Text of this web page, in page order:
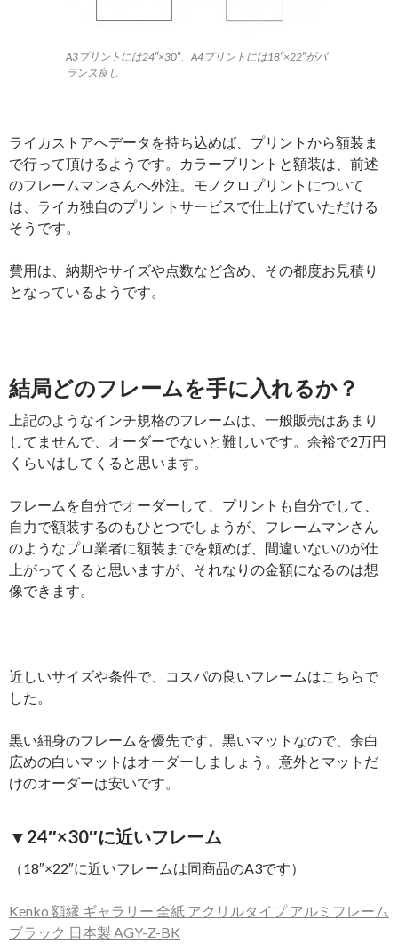
A3プリントには24″×30″、A4プリントには18″×22″がバ
ランス良し
ライカストアへデータを持ち込めば、プリントから額装ま
で行って頂けるようです。カラープリントと額装は、前述
のフレームマンさんへ外注。モノクロプリントについて
は、ライカ独自のプリントサービスで仕上げていただける
そうです。
費用は、納期やサイズや点数など含め、その都度お見積り
となっているようです。
結局どのフレームを手に入れるか？
上記のようなインチ規格のフレームは、一般販売はあまり
してませんで、オーダーでないと難しいです。余裕で2万円
くらいはしてくると思います。
フレームを自分でオーダーして、プリントも自分でして、
自力で額装するのもひとつでしょうが、フレームマンさん
のようなプロ業者に額装までを頼めば、間違いないのが仕
上がってくると思いますが、それなりの金額になるのは想
像できます。
近しいサイズや条件で、コスパの良いフレームはこちらで
した。
黒い細身のフレームを優先です。黒いマットなので、余白
広めの白いマットはオーダーしましょう。意外とマットだ
けのオーダーは安いです。
▼24″×30″に近いフレーム
（18″×22″に近いフレームは同商品のA3です）
Kenko 額縁 ギャラリー 全紙 アクリルタイプ アルミフレーム
ブラック 日本製 AGY-Z-BK